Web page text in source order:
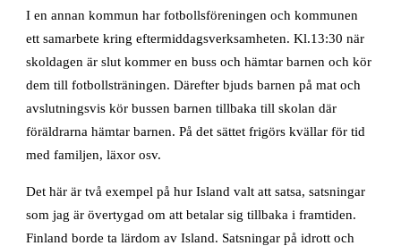
I en annan kommun har fotbollsföreningen och kommunen
ett samarbete kring eftermiddagsverksamheten. Kl.13:30 när
skoldagen är slut kommer en buss och hämtar barnen och kör
dem till fotbollsträningen. Därefter bjuds barnen på mat och
avslutningsvis kör bussen barnen tillbaka till skolan där
föräldrarna hämtar barnen. På det sättet frigörs kvällar för tid
med familjen, läxor osv.
Det här är två exempel på hur Island valt att satsa, satsningar
som jag är övertygad om att betalar sig tillbaka i framtiden.
Finland borde ta lärdom av Island. Satsningar på idrott och